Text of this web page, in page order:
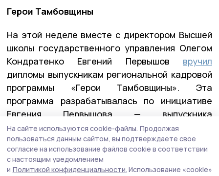
Герои Тамбовщины
На этой неделе вместе с директором Высшей
школы государственного управления Олегом
Кондратенко Евгений Первышов вручил
дипломы выпускникам региональной кадровой
программы «Герои Тамбовщины». Эта
программа разрабатывалась по инициативе
Евгения Первышова — выпускника
федеральной программы «Время героев», и
реализовывалась вместе с его коллегами по
программе — Алексеем Кондратьевым и
Константином Кутейниковым. Заявку в
На сайте используются cookie-файлы. Продолжая
пользоваться данным сайтом, вы подтверждаете свое
согласие на использование файлов cookie в соответствии
с настоящим уведомлением
и Политикой конфиденциальности. Использование «cookie»